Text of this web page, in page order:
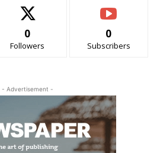
0
Followers
0
Subscribers
- Advertisement -